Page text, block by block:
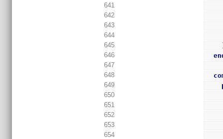
641
642
643
644
645
646
647
648
649
650
651
652
653
654